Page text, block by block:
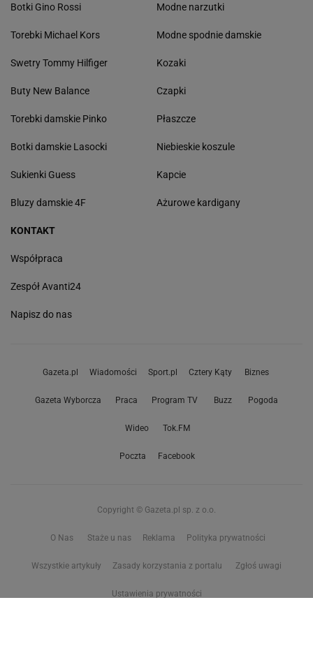
Botki Gino Rossi
Torebki Michael Kors
Swetry Tommy Hilfiger
Buty New Balance
Torebki damskie Pinko
Botki damskie Lasocki
Sukienki Guess
Bluzy damskie 4F
Modne narzutki
Modne spodnie damskie
Kozaki
Czapki
Płaszcze
Niebieskie koszule
Kapcie
Ażurowe kardigany
KONTAKT
Współpraca
Zespół Avanti24
Napisz do nas
Gazeta.pl Wiadomości Sport.pl Cztery Kąty Biznes
Gazeta Wyborcza Praca Program TV Buzz Pogoda
Wideo Tok.FM
Poczta Facebook
Copyright © Gazeta.pl sp. z o.o.
O Nas Staże u nas Reklama Polityka prywatności
Wszystkie artykuły Zasady korzystania z portalu Zgłoś uwagi
Ustawienia prywatności